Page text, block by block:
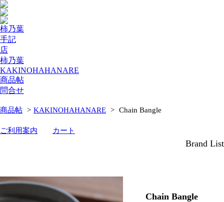
柿乃葉
手記
店
柿乃葉
KAKINOHAHANARE
商品帖
問合せ
商品帖 > KAKINOHAHANARE > Chain Bangle
ご利用案内 カート
Brand List
Chain Bangle